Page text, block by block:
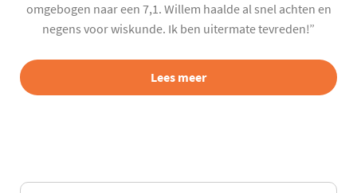
omgebogen naar een 7,1. Willem haalde al snel achten en
negens voor wiskunde. Ik ben uitermate tevreden!”
Lees meer